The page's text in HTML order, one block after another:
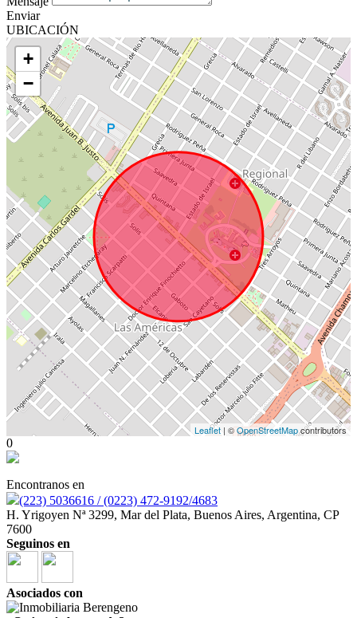
Enviar
UBICACIÓN
+
−
Leaflet | ©OpenStreetMapcontributors
0
Encontranos en
(223) 5036616 / (0223) 472-9192/4683
H. Yrigoyen Nª 3299, Mar del Plata, Buenos Aires, Argentina, CP
7600
Seguinos en
Asociados con